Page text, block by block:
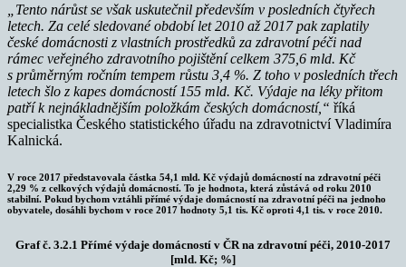
„Tento nárůst se však uskutečnil především v posledních čtyřech
letech. Za celé sledované období let 2010 až 2017 pak zaplatily
české domácnosti z vlastních prostředků za zdravotní péči nad
rámec veřejného zdravotního pojištění celkem 375,6 mld. Kč
s průměrným ročním tempem růstu 3,4 %. Z toho v posledních třech
letech šlo z kapes domácností 155 mld. Kč. Výdaje na léky přitom
patří k nejnákladnějším položkám českých domácností,“ říká
specialistka Českého statistického úřadu na zdravotnictví Vladimíra
Kalnická.
V roce 2017 představovala částka 54,1 mld. Kč výdajů domácností na zdravotní péči
2,29 % z celkových výdajů domácností. To je hodnota, která zůstává od roku 2010
stabilní. Pokud bychom vztáhli přímé výdaje domácností na zdravotní péči na jednoho
obyvatele, dosáhli bychom v roce 2017 hodnoty 5,1 tis. Kč oproti 4,1 tis. v roce 2010.
Graf č. 3.2.1 Přímé výdaje domácností v ČR na zdravotní péči, 2010-2017
[mld. Kč; %]